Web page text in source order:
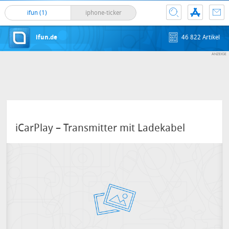
ifun (1) iphone-ticker
ifun.de 46 822 Artikel
iCarPlay – Transmitter mit Ladekabel